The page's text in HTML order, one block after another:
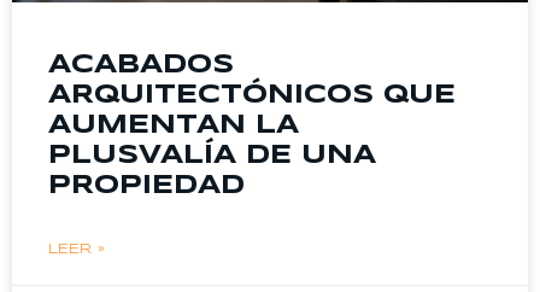
ACABADOS
ARQUITECTÓNICOS QUE
AUMENTAN LA
PLUSVALÍA DE UNA
PROPIEDAD
LEER »